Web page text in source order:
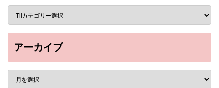
アーカイブ